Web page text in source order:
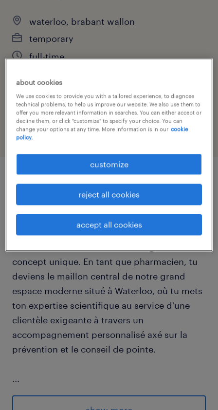
waterloo, brabant wallon
temporary
full-time
job category
health & social care, practitioner & technician
job details
Tu intègres un groupe parapharmaceutique
leader et résolument novateur, qui transforme
concept unique. En tant que pharmacien, tu
deviens le maillon central de notre grand
espace moderne situé à Waterloo, où tu mets
ton expertise scientifique au service d'une
clientèle exigeante à travers un
accompagnement personnalisé axé sur la
prévention et le conseil de pointe.
...
Piloter l'espace de conseil scientifique
about cookies
We use cookies to provide you with a tailored experience, to diagnose
technical problems, to help us improve our website. We also use them to
offer you more relevant information in searches. You can either accept or
decline them, or click "customize" to specify your choice. You can
change your options at any time. More information is in our cookie
policy.
customize
reject all cookies
accept all cookies